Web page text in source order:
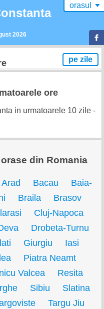
2026
orasul ▼
pe zile
ore
in urmatoarele 10 zile -
din Romania
Arad Bacau
Baia-
Braila
Brasov
Cluj-Napoca
Drobeta-Turnu
Giurgiu
Iasi
Piatra Neamt
Valcea
Resita
Sibiu
Slatina
Targu Jiu